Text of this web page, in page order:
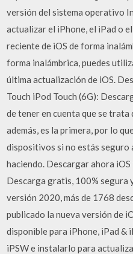
versión del sistema operativo
actualizar el iPhone, el iPad o
reciente de iOS de forma
forma inalámbrica, puedes
última actualización de iOS.
Touch iPod Touch (6G):
de tener en cuenta que se trata
además, es la primera, por lo
dispositivos si no estás seguro
haciendo. Descargar ahora
Descarga gratis, 100% segura
versión 2020, más de 1768
publicado la nueva versión de
disponible para iPhone, iPad &
iPSW e instalarlo para